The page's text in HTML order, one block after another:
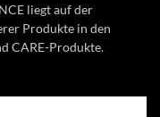
liegt auf der
Produkte in den
CARE-Produkte.